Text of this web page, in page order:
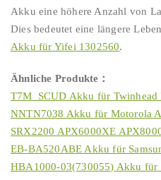
Akku eine höhere Anzahl von
Dies bedeutet eine längere
Akku für Yifei 1302560.
Ähnliche Produkte：
T7M_SCUD Akku für
NNTN7038 Akku für Motorola
SRX2200 APX6000XE
EB-BA520ABE Akku für
HBA1000-03(730055) Akku für